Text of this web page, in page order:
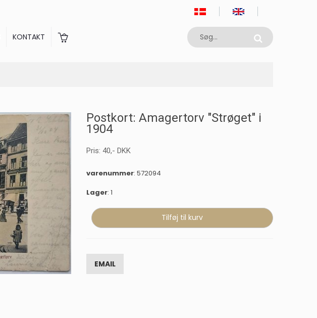
KONTAKT
Postkort: Amagertorv "Strøget" i
1904
Pris: 40,- DKK
varenummer: 572094
Lager: 1
EMAIL